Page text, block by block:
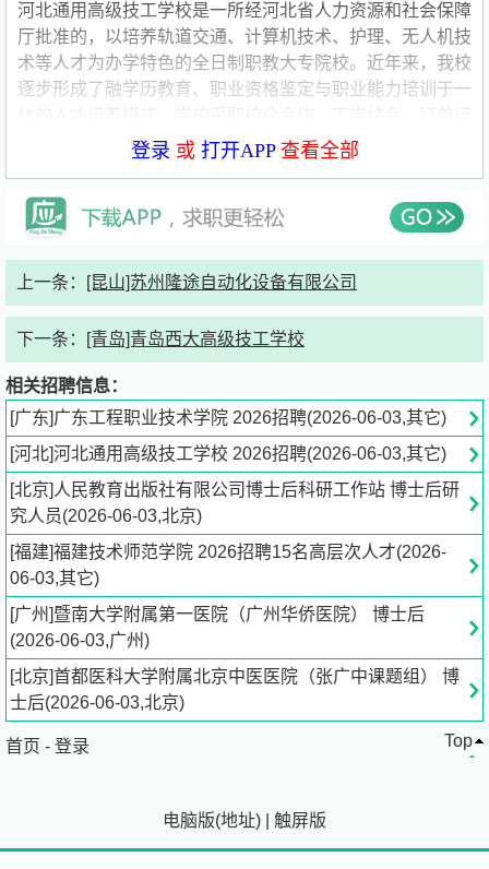
河北通用高级技工学校是一所经河北省人力资源和社会保障
厅批准的，以培养轨道交通、计算机技术、护理、无人机技
术等人才为办学特色的全日制职教大专院校。近年来，我校
逐步形成了融学历教育、职业资格鉴定与职业能力培训于一
养“三位一体”人才培养模式。公司领导、企业专家亲自指导
教学，真正实现了把学生的作业变成作品，作品变成产品，
产品变成商品的人才培养格局。学校师资力量雄厚，拥有一
队，中、高级技术职称教师占60.8%，本科学历的教师占
才，人人尽展其才”的办学宗旨，以就业为导向，以改革为
动力，以提高育人质量为目标，面向社会，面向市场，不断
深化办学模式和人才培养模式的改革，努力提高职业教育质
量和效益，为铁路和地方企业培养了大批技术技能型人才。
一、招聘原则
招聘工作坚持德才兼备的用人标准，公开、公平、竞争、择
优的原则。
二、招聘计划
（一）计划招聘教师26名。
岗位明细表（请点击链接查看详情）
1、遵守宪法和法律，品行端正，无违法犯罪记录，热爱教
师工作。
登录 或 打开APP查看全部
上一条： [昆山]苏州隆途自动化设备有限公司
下一条： [青岛]青岛西大高级技工学校
相关招聘信息：
[广东]广东工程职业技术学院 2026招聘(2026-06-03,其它)
[河北]河北通用高级技工学校 2026招聘(2026-06-03,其它)
[北京]人民教育出版社有限公司博士后科研工作站 博士后研
究人员(2026-06-03,北京)
[福建]福建技术师范学院 2026招聘15名高层次人才(2026-
06-03,其它)
[广州]暨南大学附属第一医院（广州华侨医院） 博士后
(2026-06-03,广州)
[北京]首都医科大学附属北京中医医院（张广中课题组） 博
士后(2026-06-03,北京)
首页 - 登录 Top
电脑版(地址) 触屏版